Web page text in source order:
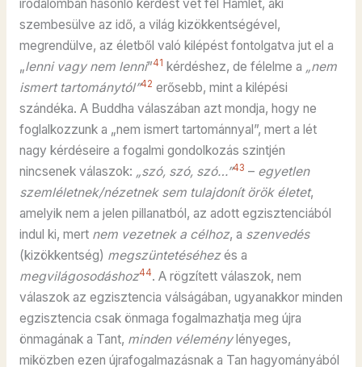
irodalomban hasonló kérdést vet fel Hamlet, aki
szembesülve az idő, a világ kizökkentségével,
megrendülve, az életből való kilépést fontolgatva jut el a
„lenni vagy nem lenni”41 kérdéshez, de félelme a „nem
ismert tartománytól”42 erősebb, mint a kilépési
szándéka. A Buddha válaszában azt mondja, hogy ne
foglalkozzunk a „nem ismert tartománnyal”, mert a lét
nagy kérdéseire a fogalmi gondolkozás szintjén
nincsenek válaszok: „szó, szó, szó…”43 – egyetlen
szemléletnek/nézetnek sem tulajdonít örök életet,
amelyik nem a jelen pillanatból, az adott egzisztenciából
indul ki, mert nem vezetnek a célhoz, a szenvedés
(kizökkentség) megszüntetéséhezés a
megvilágosodáshoz44. A rögzített válaszok, nem
válaszok az egzisztencia válságában, ugyanakkor minden
egzisztencia csak önmaga fogalmazhatja meg újra
önmagának a Tant, minden véleménylényeges,
miközben ezen újrafogalmazásnak a Tan hagyományából